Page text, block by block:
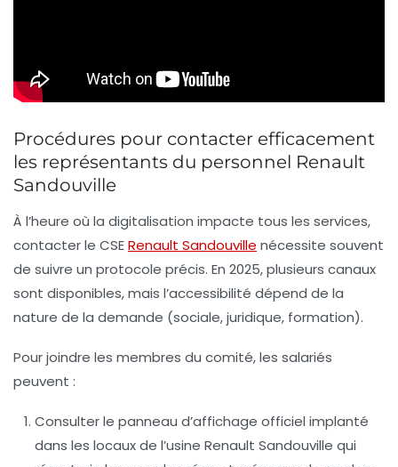
Procédures pour contacter efficacement
les représentants du personnel Renault
Sandouville
À l’heure où la digitalisation impacte tous les services,
contacter le CSERenault Sandouville nécessite souvent
de suivre un protocole précis. En 2025, plusieurs canaux
sont disponibles, mais l’accessibilité dépend de la
nature de la demande (sociale, juridique, formation).
Pour joindre les membres du comité, les salariés
peuvent :
Consulter le panneau d’affichage officiel implanté
dans les locaux de l’usine Renault Sandouville qui